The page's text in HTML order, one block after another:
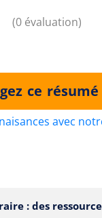
(0 évaluation)
ce résumé
avec
: des